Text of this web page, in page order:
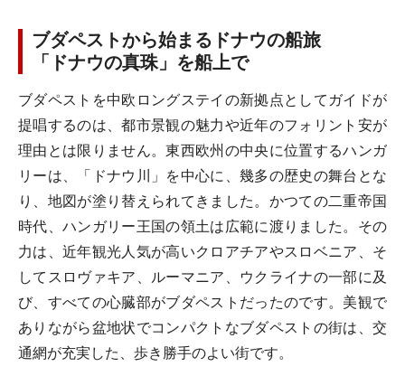
ブダペストから始まるドナウの船旅
「ドナウの真珠」を船上で
ブダペストを中欧ロングステイの新拠点としてガイドが
提唱するのは、都市景観の魅力や近年のフォリント安が
理由とは限りません。東西欧州の中央に位置するハンガ
リーは、「ドナウ川」を中心に、幾多の歴史の舞台とな
り、地図が塗り替えられてきました。かつての二重帝国
時代、ハンガリー王国の領土は広範に渡りました。その
力は、近年観光人気が高いクロアチアやスロベニア、そ
してスロヴァキア、ルーマニア、ウクライナの一部に及
び、すべての心臓部がブダペスト だったのです。美観で
ありながら盆地状でコンパクトなブダペストの街は、 交
通網が充実 した、 歩き勝手のよい街です。